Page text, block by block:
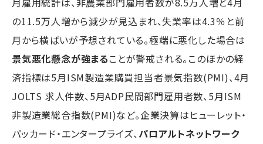
の11.5万人増から減少が見込まれ、失業率は4.3％と前
月から横ばいが予想されている。極端に悪化した場合は
景気悪化懸念が強まることが警戒される。このほかの経
済指標は5月ISM製造業購買担当者景気指数(PMI)、4月
JOLTS 求人件数、5月ADP民間部門雇用者数、5月ISM
非製造業総合指数(PMI)など。企業決算はヒューレット・
パッカード・エンタープライズ、 パロアルトネットワーク